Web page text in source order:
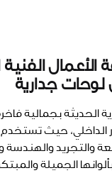
الأعمال
جدارية
الحديثة بجمالية
الداخلي، حيث
والتجريد والهندسة
الجميلة